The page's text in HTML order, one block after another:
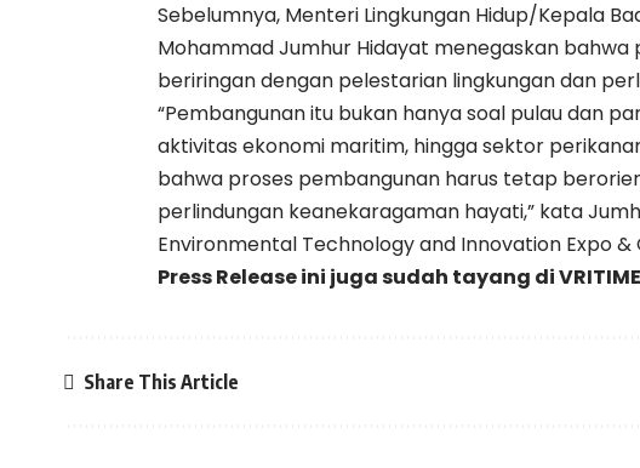
Sebelumnya, Menteri Lingkungan Hidup/Kepala
Mohammad Jumhur Hidayat menegaskan
beriringan dengan pelestarian lingkungan dan
“Pembangunan itu bukan hanya soal pulau dan
aktivitas ekonomi maritim, hingga sektor
bahwa proses pembangunan harus tetap
perlindungan keanekaragaman hayati,” kata
Environmental Technology and Innovation Expo &
Press Release ini juga sudah tayang di
Share This Article